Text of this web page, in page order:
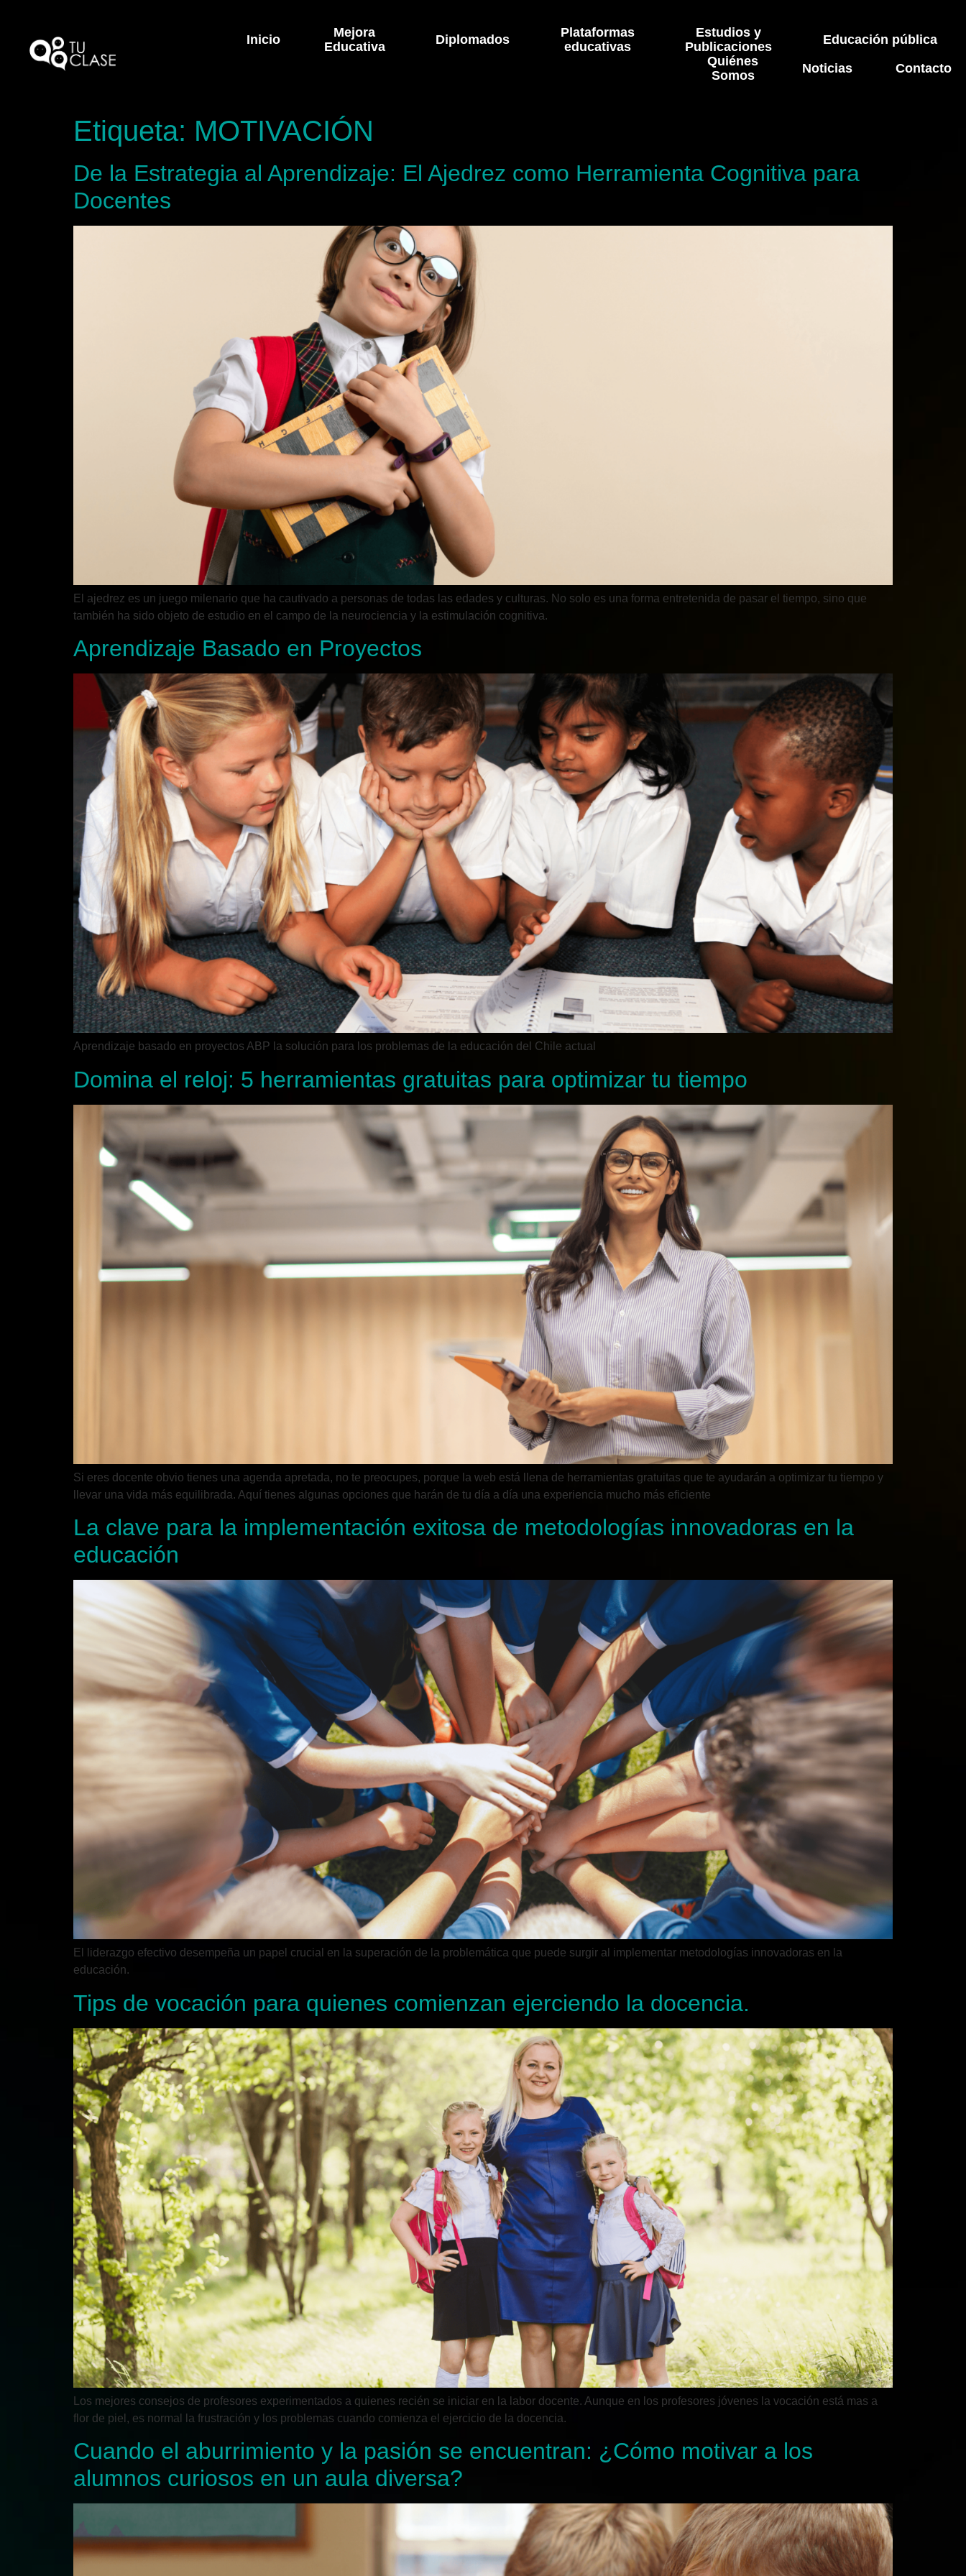
Inicio
Mejora
Educativa
Diplomados
Plataformas
educativas
Estudios y
Publicaciones
Educación pública
Quiénes
Somos
Noticias Contacto
Etiqueta: MOTIVACIÓN
De la Estrategia al Aprendizaje: El Ajedrez como Herramienta Cognitiva para
Docentes
El ajedrez es un juego milenario que ha cautivado a personas de todas las edades y culturas. No solo es una forma entretenida de pasar el tiempo, sino que
también ha sido objeto de estudio en el campo de la neurociencia y la estimulación cognitiva.
Aprendizaje Basado en Proyectos
Aprendizaje basado en proyectos ABP la solución para los problemas de la educación del Chile actual
Domina el reloj: 5 herramientas gratuitas para optimizar tu tiempo
Si eres docente obvio tienes una agenda apretada, no te preocupes, porque la web está llena de herramientas gratuitas que te ayudarán a optimizar tu tiempo y
llevar una vida más equilibrada. Aquí tienes algunas opciones que harán de tu día a día una experiencia mucho más eficiente
La clave para la implementación exitosa de metodologías innovadoras en la
educación
El liderazgo efectivo desempeña un papel crucial en la superación de la problemática que puede surgir al implementar metodologías innovadoras en la
educación.
Tips de vocación para quienes comienzan ejerciendo la docencia.
Los mejores consejos de profesores experimentados a quienes recién se iniciar en la labor docente. Aunque en los profesores jóvenes la vocación está mas a
flor de piel, es normal la frustración y los problemas cuando comienza el ejercicio de la docencia.
Cuando el aburrimiento y la pasión se encuentran: ¿Cómo motivar a los
alumnos curiosos en un aula diversa?